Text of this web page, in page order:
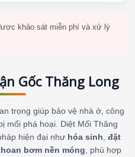
khảo sát miễn phí và xử lý
Gốc Thăng Long
trọng giúp bảo vệ nhà ở, công
mối phá hoại. Diệt Mối Thăng
hiện đại như hóa sinh, đặt
bơm nền móng, phù hợp